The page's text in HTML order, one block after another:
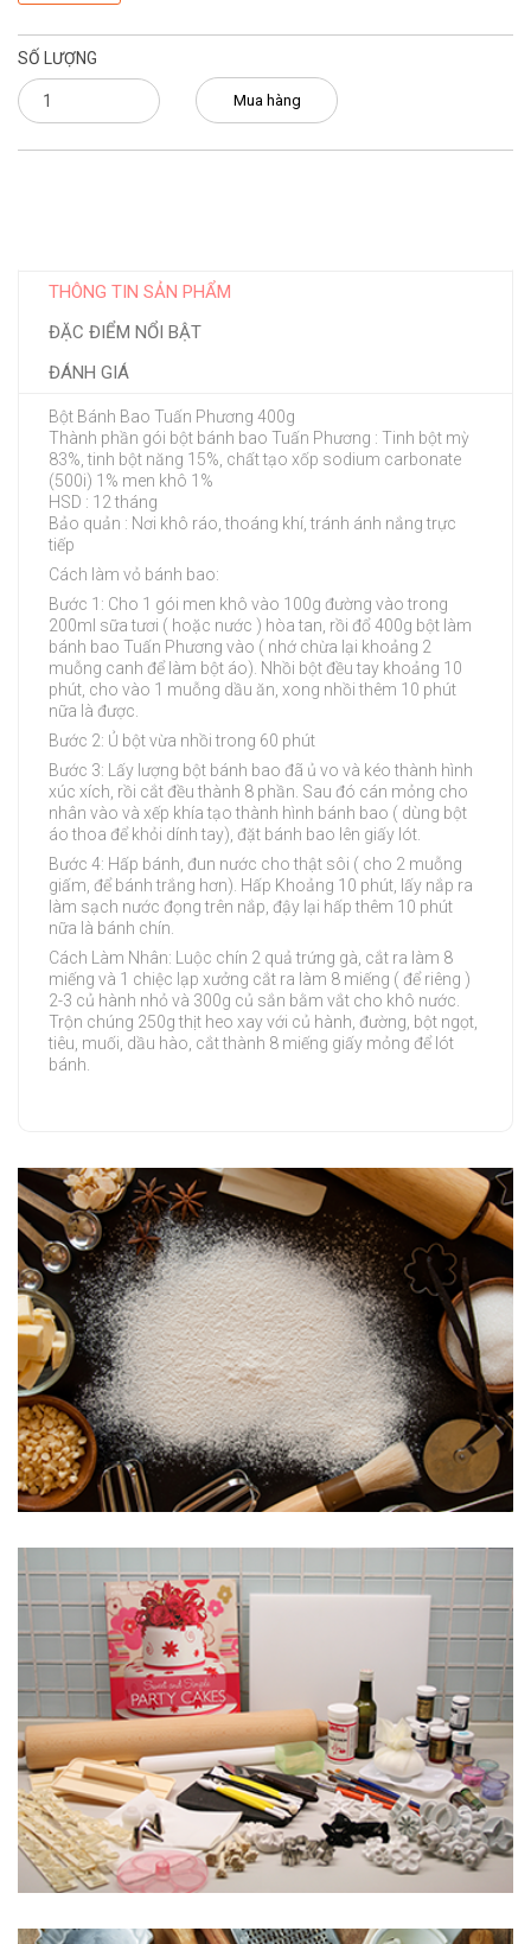
SỐ LƯỢNG
Mua hàng
THÔNG TIN SẢN PHẨM
ĐẶC ĐIỂM NỔI BẬT
ĐÁNH GIÁ
Bột Bánh Bao Tuấn Phương 400g
Thành phần gói bột bánh bao Tuấn Phương : Tinh bột mỳ
83%, tinh bột năng 15%, chất tạo xốp sodium carbonate
(500i) 1% men khô 1%
HSD : 12 tháng
Bảo quản : Nơi khô ráo, thoáng khí, tránh ánh nắng trực
tiếp
Cách làm vỏ bánh bao:
Bước 1: Cho 1 gói men khô vào 100g đường vào trong
200ml sữa tươi ( hoặc nước ) hòa tan, rồi đổ 400g bột làm
bánh bao Tuấn Phương vào ( nhớ chừa lại khoảng 2
muỗng canh để làm bột áo). Nhồi bột đều tay khoảng 10
phút, cho vào 1 muỗng dầu ăn, xong nhồi thêm 10 phút
nữa là được.
Bước 2: Ủ bột vừa nhồi trong 60 phút
Bước 3: Lấy lượng bột bánh bao đã ủ vo và kéo thành hình
xúc xích, rồi cắt đều thành 8 phần. Sau đó cán mỏng cho
nhân vào và xếp khía tạo thành hình bánh bao ( dùng bột
áo thoa để khỏi dính tay), đặt bánh bao lên giấy lót.
Bước 4: Hấp bánh, đun nước cho thật sôi ( cho 2 muỗng
giấm, để bánh trắng hơn). Hấp Khoảng 10 phút, lấy nắp ra
làm sạch nước đọng trên nắp, đậy lại hấp thêm 10 phút
nữa là bánh chín.
Cách Làm Nhân: Luộc chín 2 quả trứng gà, cắt ra làm 8
miếng và 1 chiệc lạp xưởng cắt ra làm 8 miếng ( để riêng )
2-3 củ hành nhỏ và 300g củ sắn bằm vắt cho khô nước.
Trộn chúng 250g thịt heo xay với củ hành, đường, bột ngọt,
tiêu, muối, dầu hào, cắt thành 8 miếng giấy mỏng để lót
bánh.